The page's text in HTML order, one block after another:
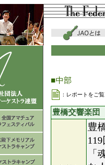
■中部
：レポートをご
豊橋交響楽団
豊
「